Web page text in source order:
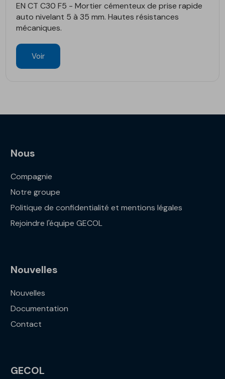
EN CT C30 F5 - Mortier cémenteux de prise rapide
auto nivelant 5 à 35 mm. Hautes résistances
mécaniques.
Voir
Nous
Compagnie
Notre groupe
Politique de confidentialité et mentions légales
Rejoindre l'équipe GECOL
Nouvelles
Nouvelles
Documentation
Contact
GECOL